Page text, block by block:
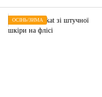
ОСІНЬ/ЗИМА